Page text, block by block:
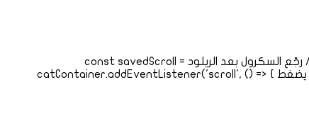
// حفظ مكان السكرول const catContainer = document.querySelector('.widget_product_categories ul'); if (catContainer) { // رجّع السكرول بعد الريلود const savedScroll =
localStorage.getItem('catScroll'); if (savedScroll) { catContainer.scrollLeft = savedScroll; } // احفظ السكرول قبل ما المستخدم يضغط catContainer.addEventListener('scroll', () => {